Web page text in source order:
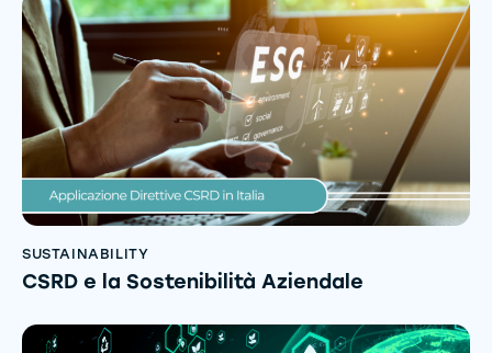
SUSTAINABILITY
CSRD e la Sostenibilità Aziendale